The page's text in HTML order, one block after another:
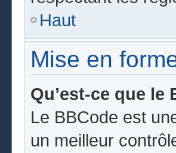
Haut
Mise en
Qu’est-ce que le
Le BBCode est
un meilleur